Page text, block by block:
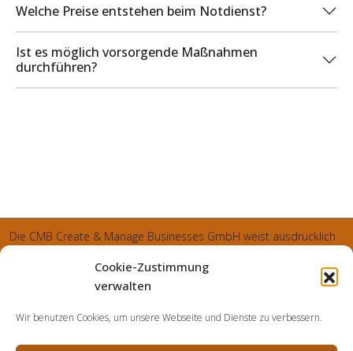
Cookie-Zustimmung
verwalten
Wir benutzen Cookies, um unsere Webseite und Dienste zu verbessern.
Welche Preise entstehen beim Notdienst?
Ist es möglich vorsorgende Maßnahmen
durchführen?
Die CMB Create & Manage Businesses GmbH weist ausdrücklich
und sämtliche generierte Aufträge an die SecuPart GmbH
weist nachdrücklich darauf hin, dass wir in manchen Ortschaften